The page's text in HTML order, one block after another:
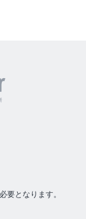
要となります。